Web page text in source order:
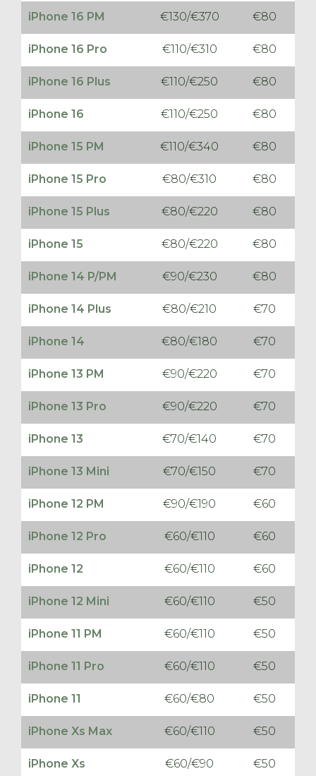
iPhone 16 PM €130/€370 €80
iPhone 16 Pro €110/€310 €80
iPhone 16 Plus €110/€250 €80
iPhone 16 €110/€250 €80
iPhone 15 PM €110/€340 €80
iPhone 15 Pro €80/€310 €80
iPhone 15 Plus €80/€220 €80
iPhone 15 €80/€220 €80
iPhone 14 P/PM €90/€230 €80
iPhone 14 Plus €80/€210 €70
iPhone 14 €80/€180 €70
iPhone 13 PM €90/€220 €70
iPhone 13 Pro €90/€220 €70
iPhone 13 €70/€140 €70
iPhone 13 Mini €70/€150 €70
iPhone 12 PM €90/€190 €60
iPhone 12 Pro €60/€110 €60
iPhone 12 €60/€110 €60
iPhone 12 Mini €60/€110 €50
iPhone 11 PM €60/€110 €50
iPhone 11 Pro €60/€110 €50
iPhone 11 €60/€80 €50
iPhone Xs Max €60/€110 €50
iPhone Xs €60/€90 €50